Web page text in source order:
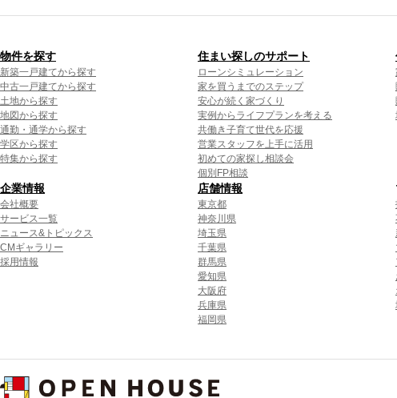
物件を探す
新築一戸建てから探す
中古一戸建てから探す
土地から探す
地図から探す
通勤・通学から探す
学区から探す
特集から探す
住まい探しのサポート
ローンシミュレーション
家を買うまでのステップ
安心が続く家づくり
実例からライフプランを考える
共働き子育て世代を応援
営業スタッフを上手に活用
初めての家探し相談会
個別FP相談
企業情報
会社概要
サービス一覧
ニュース&トピックス
CMギャラリー
採用情報
店舗情報
東京都
神奈川県
埼玉県
千葉県
群馬県
愛知県
大阪府
兵庫県
福岡県